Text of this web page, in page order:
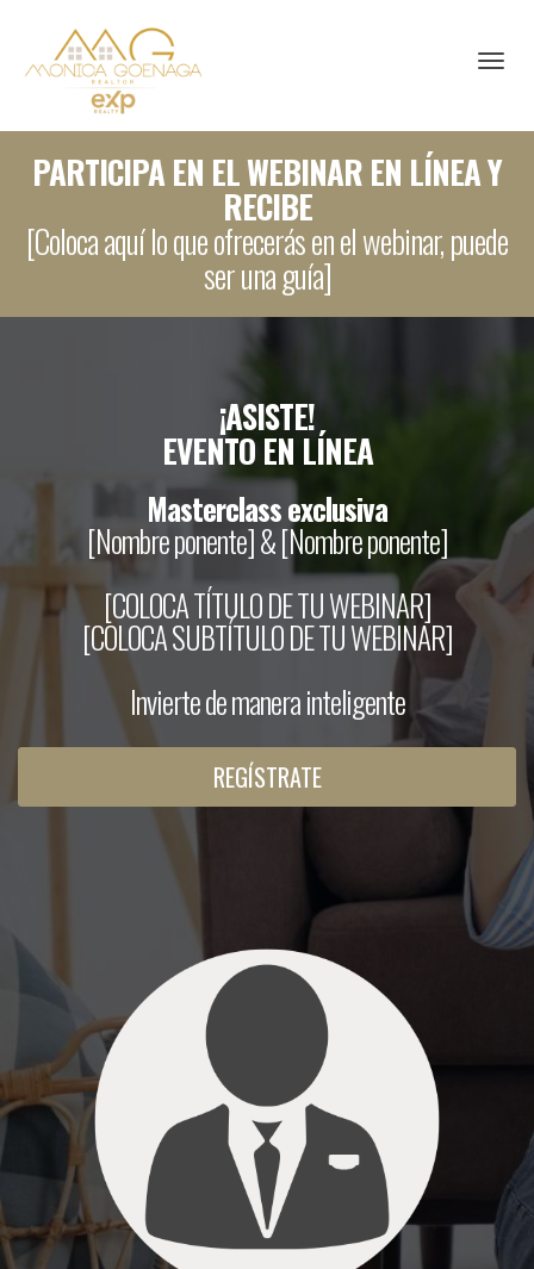
PARTICIPA EN EL WEBINAR EN LÍNEA Y
RECIBE
[Coloca aquí lo que ofrecerás en el webinar, puede
ser una guía]
¡ASISTE!
EVENTO EN LÍNEA
Masterclass exclusiva
[Nombre ponente] & [Nombre ponente]
[COLOCA TÍTULO DE TU WEBINAR]
[COLOCA SUBTÍTULO DE TU WEBINAR]
Invierte de manera inteligente
REGÍSTRATE